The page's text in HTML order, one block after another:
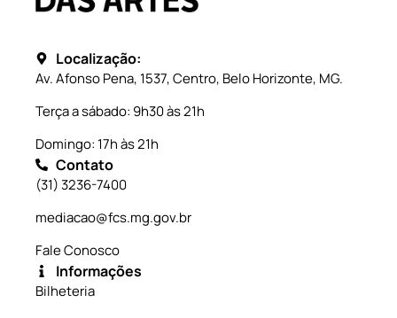
Localização:
Av. Afonso Pena, 1537, Centro, Belo Horizonte, MG.
Terça a sábado: 9h30 às 21h
Domingo: 17h às 21h
Contato
(31) 3236-7400
mediacao@fcs.mg.gov.br
Fale Conosco
Informações
Bilheteria